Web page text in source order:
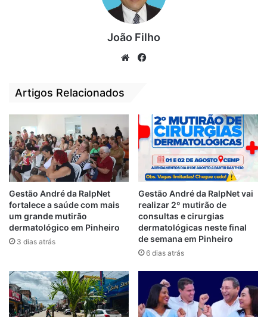
Justiça na luta e na prevenção desse
agravo social. Para juntos, firmarmos uma
possível parceria em prol da inclusão dos
dependentes na sociedade, e no resgate da
Ao final, Osmar Filho parabenizou a
instituição pela iniciativa, e agradeceu a
visita de cortesia que destacou ser de
grande valia.
Por Tamara Cristina
destaque Justiça Osmar Filho
Vereador
João Filho
We
Artigos Relacionados
Gestão André da RalpNet
fortalece a saúde com mais
um grande mutirão
dermatológico em Pinheiro
3 dias atrás
Gestão André da RalpNet vai
realizar 2º mutirão de
consultas e cirurgias
dermatológicas neste final
de semana em Pinheiro
6 dias atrás